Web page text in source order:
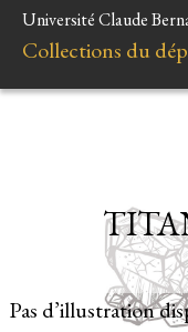
Université Claude
Collections du
Pas d’illustration